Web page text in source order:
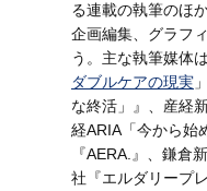
る連載の執筆のほ
企画編集、グラフ
う。主な執筆媒体
ダブルケアの現実
な終活」』、産経
経ARIA「今から始
『AERA.』、鎌倉
社『エルダリープ